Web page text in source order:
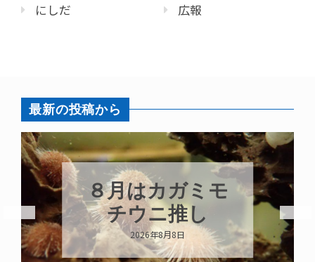
にしだ
広報
最新の投稿から
モ
新発売！いちこ
キーホルダー
2026年8月8日